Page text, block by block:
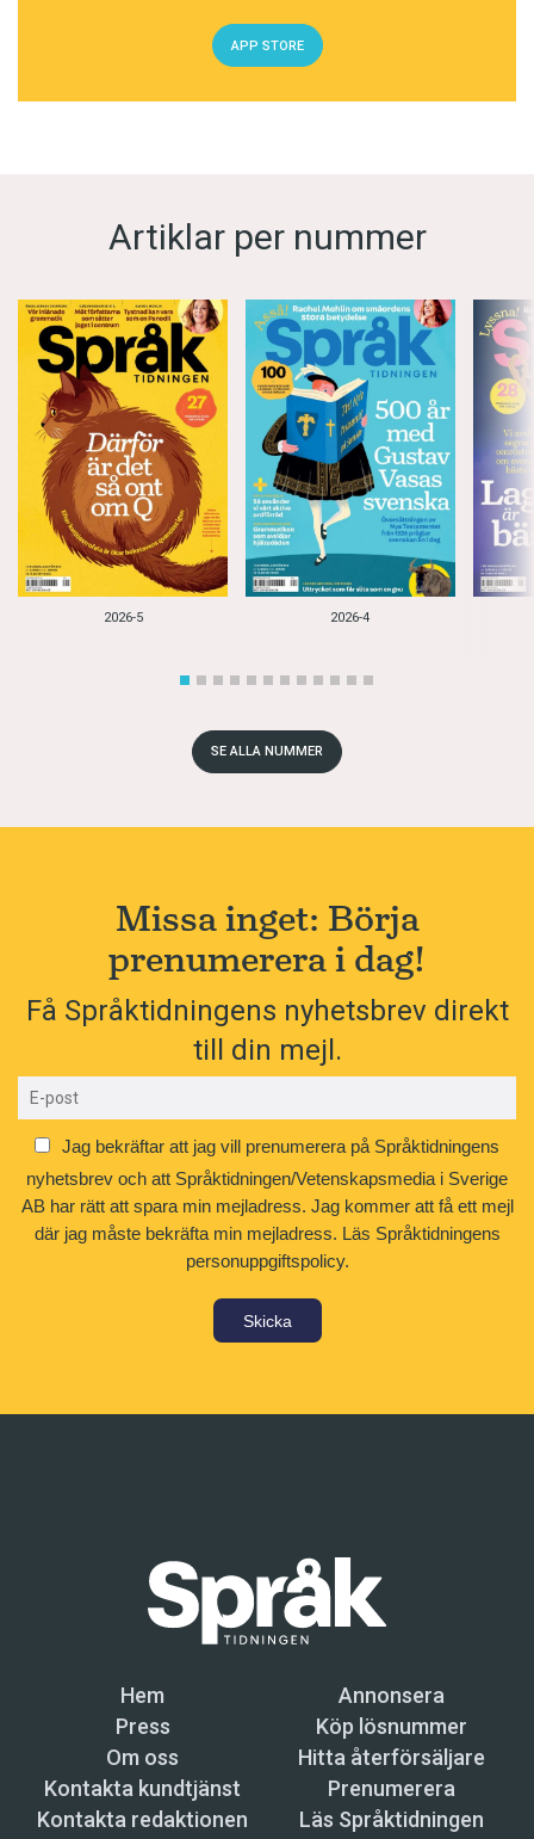
APP STORE
Artiklar per nummer
2026-5 2026-4
SE ALLA NUMMER
Missa inget: Börja
prenumerera i dag!
Få Språktidningens nyhetsbrev direkt
till din mejl.
Jag bekräftar att jag vill prenumerera på Språktidningens
nyhetsbrev och att Språktidningen/Vetenskapsmedia i Sverige
AB har rätt att spara min mejladress. Jag kommer att få ett mejl
där jag måste bekräfta min mejladress. Läs Språktidningens
personuppgiftspolicy.
Skicka
Hem
Annonsera
Press
Köp lösnummer
Om oss
Hitta återförsäljare
Kontakta kundtjänst
Prenumerera
Kontakta redaktionen
Läs Språktidningen